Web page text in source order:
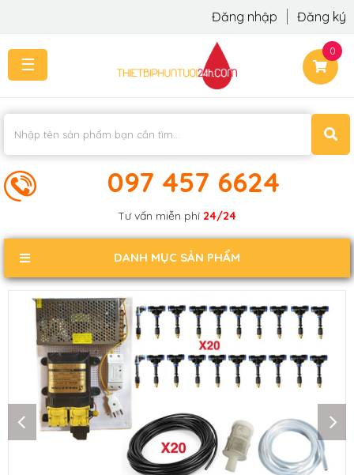
Đăng nhập Đăng ký
097 457 6624
Tư vấn miễn phí 24/24
DANH MỤC SẢN PHẨM
0
-
LẮP
HỒI
LIÊN
HỆ
☰